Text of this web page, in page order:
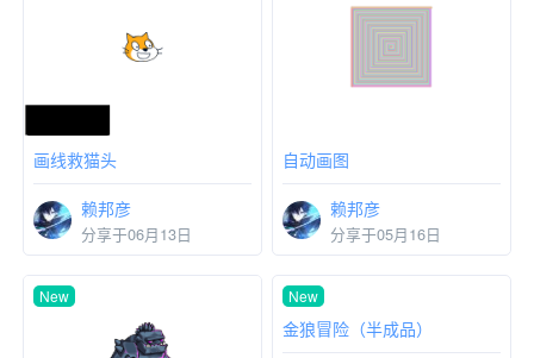
画线救猫头
赖邦彦
分享于06月13日
自动画图
赖邦彦
分享于05月16日
New New